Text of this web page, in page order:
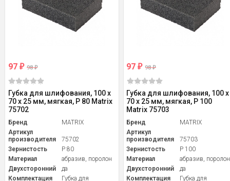
97 ₽ 98₽
Губка для шлифования, 100 х
70 х 25 мм, мягкая, P 80 Matrix
75702
Бренд
MATRIX
Артикул
производителя
75702
Зернистость
P 80
Материал
абразив, поролон
Двухсторонний
да
Комплектация
Губка для
97₽ 98₽
Губка для шлифования, 100 х
70 х 25 мм, мягкая, P 100
Matrix 75703
Бренд
MATRIX
Артикул
производителя
75703
Зернистость
P 100
Материал
абразив, поролон
Двухсторонний
да
Комплектация
Губка для